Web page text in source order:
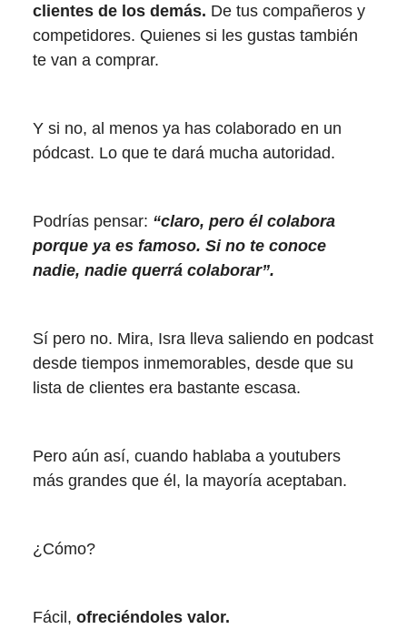
clientes de los demás. De tus compañeros y
competidores. Quienes si les gustas también
te van a comprar.
Y si no, al menos ya has colaborado en un
pódcast. Lo que te dará mucha autoridad.
Podrías pensar: “claro, pero él colabora
porque ya es famoso. Si no te conoce
nadie, nadie querrá colaborar”.
Sí pero no. Mira, Isra lleva saliendo en podcast
desde tiempos inmemorables, desde que su
lista de clientes era bastante escasa.
Pero aún así, cuando hablaba a youtubers
más grandes que él, la mayoría aceptaban.
¿Cómo?
Fácil, ofreciéndoles valor.